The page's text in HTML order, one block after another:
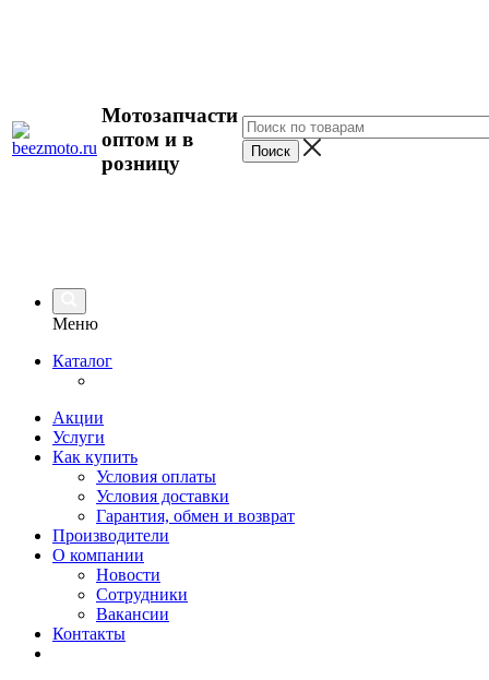
Мотозапчасти
оптом и в
розницу
Меню
Каталог
Акции
Услуги
Как купить
Условия оплаты
Условия доставки
Гарантия, обмен и возврат
Производители
О компании
Новости
Сотрудники
Вакансии
Контакты